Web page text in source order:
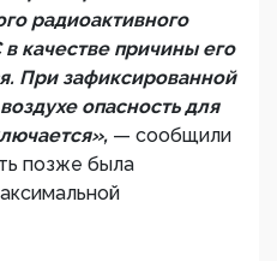
радиоактивного
качестве причины его
При зафиксированной
опасность для
— сообщили
позже была